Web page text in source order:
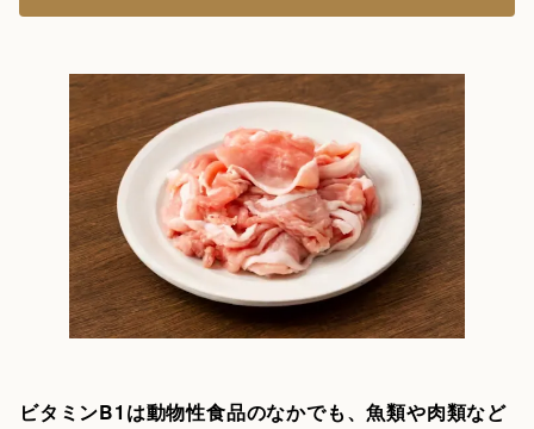
ビタミンB1は動物性食品のなかでも、魚類や肉類など